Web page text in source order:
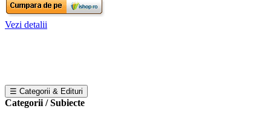
Vezi detalii
☰ Categorii & Edituri
Categorii / Subiecte